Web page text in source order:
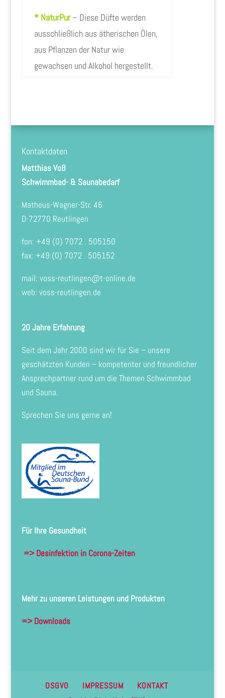
* NaturPur– Diese Düfte werden
ausschließlich aus ätherischen Ölen,
aus Pflanzen der Natur wie
gewachsen und Alkohol hergestellt.
Kontaktdaten
Matthias Voß
Schwimmbad- & Saunabedarf
Matheus-Wagner-Str. 46
D-72770 Reutlingen
fon: +49 (0) 7072 . 505150
fax: +49 (0) 7072 . 505152
mail: voss-reutlingen@t-online.de
web: voss-reutlingen.de
20 Jahre Erfahrung
Seit dem Jahr 2000 sind wir für Sie – unsere
geschätzten Kunden – kompetenter und freundlicher
Ansprechpartner rund um die Themen Schwimmbad
und Sauna.
Sprechen Sie uns gerne an!
Für Ihre Gesundheit
=> Desinfektion in Corona-Zeiten
Mehr zu unseren Leistungen und Produkten
=> Downloads
DSGVO IMPRESSUM
KONTAKT